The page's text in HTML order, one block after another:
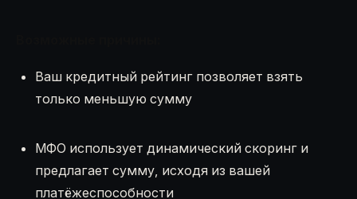
Ваш кредитный рейтинг позволяет взять
только меньшую сумму
МФО использует динамический скоринг и
предлагает сумму, исходя из вашей
платёжеспособности